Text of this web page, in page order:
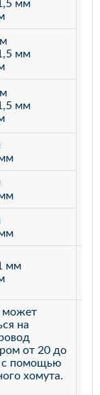
мм
мм
мм
мм
может
на
от 20 до
помощью
хомута.